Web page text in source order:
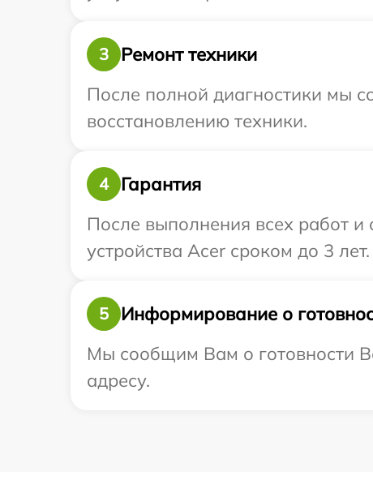
3
Ремонт техники
После полной диагностики мы
восстановлению техники.
4
Гарантия
После выполнения всех работ
устройства Acer сроком до 3 лет.
5
Информирование о
Мы сообщим Вам о готовности
адресу.